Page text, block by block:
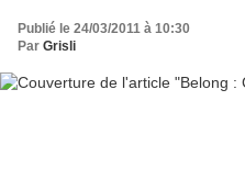
Publié le 24/03/2011 à 10:30
Par Grisli